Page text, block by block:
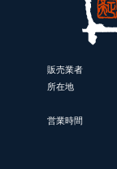
販売業者
所在地
営業時間